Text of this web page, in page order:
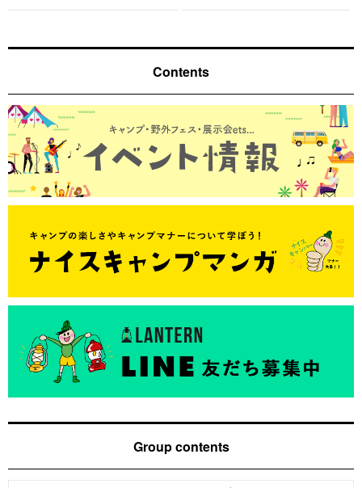
Contents
Group contents